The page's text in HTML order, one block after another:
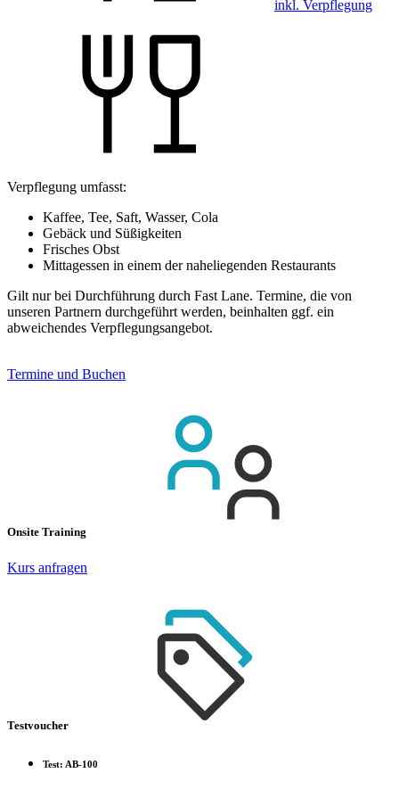
inkl. Verpflegung
Verpflegung umfasst:
Kaffee, Tee, Saft, Wasser, Cola
Gebäck und Süßigkeiten
Frisches Obst
Mittagessen in einem der naheliegenden Restaurants
Gilt nur bei Durchführung durch Fast Lane. Termine, die von
unseren Partnern durchgeführt werden, beinhalten ggf. ein
abweichendes Verpflegungsangebot.
Termine und Buchen
Onsite Training
Kurs anfragen
Testvoucher
Test: AB-100